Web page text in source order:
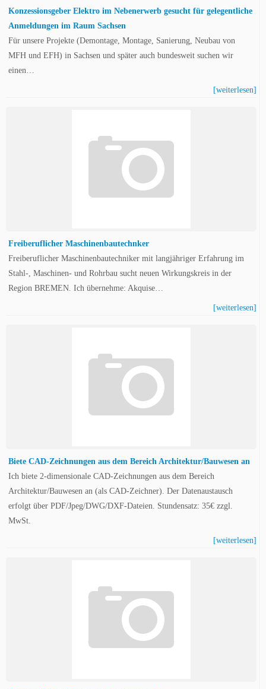
Konzessionsgeber Elektro im Nebenerwerb gesucht für gelegentliche
Anmeldungen im Raum Sachsen
Für unsere Projekte (Demontage, Montage, Sanierung, Neubau von
MFH und EFH) in Sachsen und später auch bundesweit suchen wir
einen…
[weiterlesen]
Freiberuflicher Maschinenbautechnker
Freiberuflicher Maschinenbautechniker mit langjähriger Erfahrung im
Stahl-, Maschinen- und Rohrbau sucht neuen Wirkungskreis in der
Region BREMEN. Ich übernehme: Akquise…
[weiterlesen]
Biete CAD-Zeichnungen aus dem Bereich Architektur/Bauwesen an
Ich biete 2-dimensionale CAD-Zeichnungen aus dem Bereich
Architektur/Bauwesen an (als CAD-Zeichner). Der Datenaustausch
erfolgt über PDF/Jpeg/DWG/DXF-Dateien. Stundensatz: 35€ zzgl.
MwSt.
[weiterlesen]